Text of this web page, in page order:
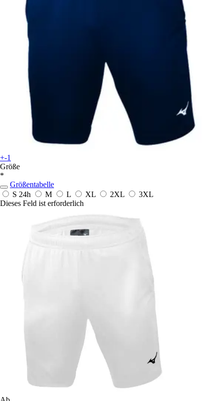
+-1
Größe
*
Größentabelle
S 24h M L XL 2XL
3XL
Dieses Feld ist erforderlich